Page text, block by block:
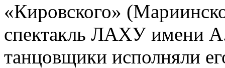
«Кировского»
спектакль ЛАХУ имени
танцовщики исполняли